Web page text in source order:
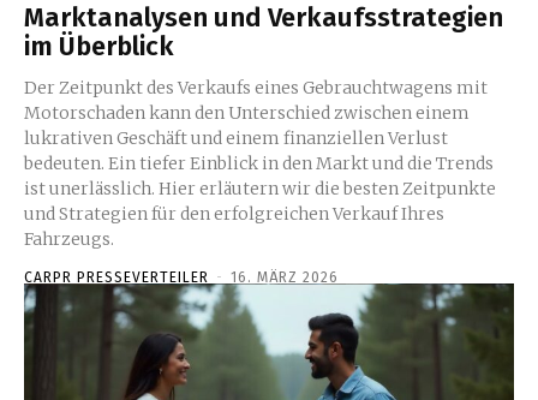
Marktanalysen und Verkaufsstrategien
im Überblick
Der Zeitpunkt des Verkaufs eines Gebrauchtwagens mit
Motorschaden kann den Unterschied zwischen einem
lukrativen Geschäft und einem finanziellen Verlust
bedeuten. Ein tiefer Einblick in den Markt und die Trends
ist unerlässlich. Hier erläutern wir die besten Zeitpunkte
und Strategien für den erfolgreichen Verkauf Ihres
Fahrzeugs.
CARPR PRESSEVERTEILER - 16. MÄRZ 2026